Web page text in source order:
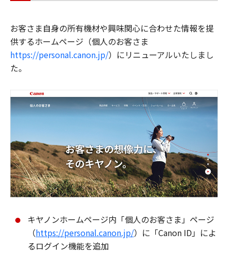
お客さま自身の所有機材や興味関心に合わせた情報を提
供するホームページ（個人のお客さま
https://personal.canon.jp/）にリニューアルいたしまし
た。
キヤノンホームページ内「個人のお客さま」ページ
（https://personal.canon.jp/）に「Canon ID」によ
るログイン機能を追加